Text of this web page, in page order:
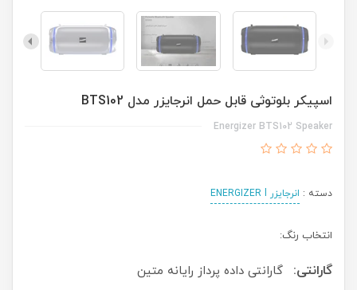
اسپیکر بلوتوثی قابل حمل انرجایزر مدل BTS102
Energizer BTS102 Speaker
دسته : انرجایزر ENERGIZER l
انتخاب رنگ:
گارانتی: گارانتی داده پرداز رایانه متین